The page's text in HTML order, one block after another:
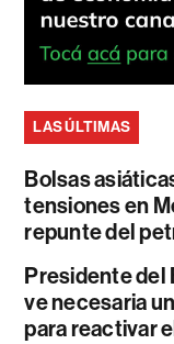
LAS ÚLTIMAS
Bolsas
tensiones en
repunte del
Presidente del
ve necesaria
para reactivar